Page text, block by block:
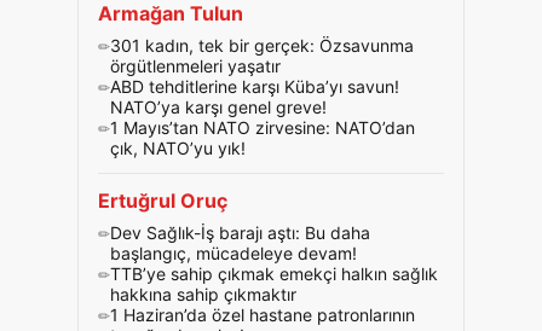
Armağan Tulun
301 kadın, tek bir gerçek: Özsavunma
örgütlenmeleri yaşatır
ABD tehditlerine karşı Küba’yı savun!
NATO’ya karşı genel greve!
1 Mayıs’tan NATO zirvesine: NATO’dan
çık, NATO’yu yık!
Ertuğrul Oruç
Dev Sağlık-İş barajı aştı: Bu daha
başlangıç, mücadeleye devam!
TTB’ye sahip çıkmak emekçi halkın sağlık
hakkına sahip çıkmaktır
1 Haziran’da özel hastane patronlarının